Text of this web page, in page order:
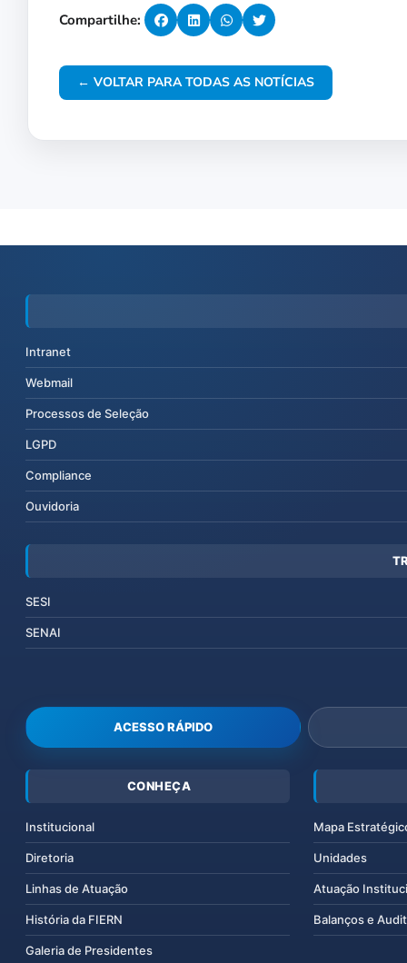
Compartilhe:
← VOLTAR PARA TODAS AS NOTÍCIAS
Intranet
Webmail
Processos de Seleção
LGPD
Compliance
Ouvidoria
SESI
SENAI
ACESSO RÁPIDO
CONHEÇA
Institucional
Diretoria
Linhas de Atuação
História da FIERN
Galeria de Presidentes
Mapa
Unidades
Atuação
Balanços e